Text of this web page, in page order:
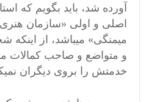
آورده شد، باید بگویم که
اصلی و اولی «سازمان
میمنگی» میباشد، از
و متواضع و صاحب کمالات
خدمتش را بروی دیگران